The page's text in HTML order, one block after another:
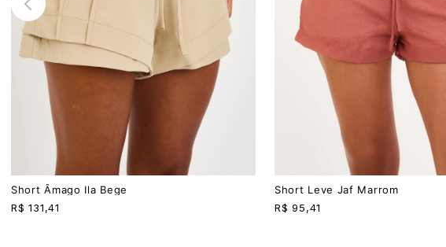
Short Âmago Ila Bege
PP
R$ 131,41
Short Leve Jaf Marrom
R$ 95,41